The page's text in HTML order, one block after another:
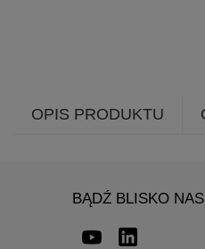
OPIS PRODUKTU
BĄDŹ BLISKO NAS